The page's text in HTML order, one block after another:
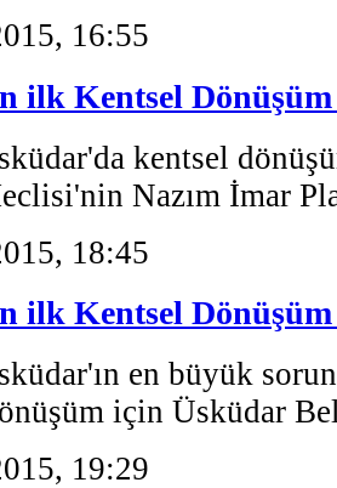
16:55
ilk Kentsel
kentsel
Nazım İmar
18:45
ilk Kentsel
en büyük
için Üsküdar
19:29